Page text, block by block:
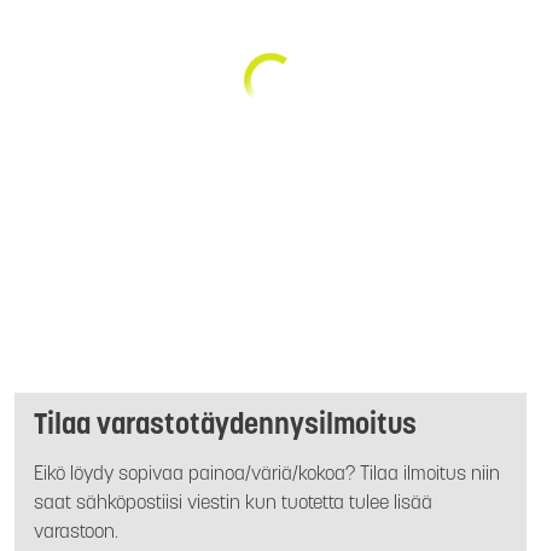
Tilaa varastotäydennysilmoitus
Eikö löydy sopivaa painoa/väriä/kokoa? Tilaa ilmoitus niin
saat sähköpostiisi viestin kun tuotetta tulee lisää
varastoon.